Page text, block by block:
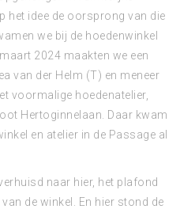
idee de oorsprong van die
we bij de hoedenwinkel
2024 maakten we een
van der Helm (T) en meneer
voormalige hoedenatelier,
Hertoginnelaan. Daar kwam
en atelier in de Passage al
naar hier, het plafond
de winkel. En hier stond de